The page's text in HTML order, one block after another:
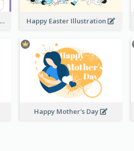
Rabbit Illustration Happy Easter Illustration
Happy Mother's Day